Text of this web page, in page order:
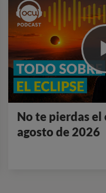
No te pierdas el
agosto de 2026